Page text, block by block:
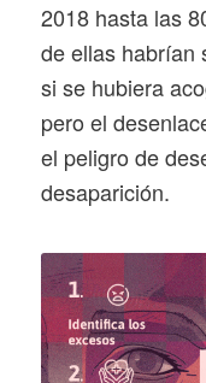
2018 hasta las
de ellas habrían
si se hubiera
pero el
el peligro de
desaparición.